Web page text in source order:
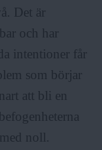
Det är
och har
intentioner får
som börjar
att bli en
noll.